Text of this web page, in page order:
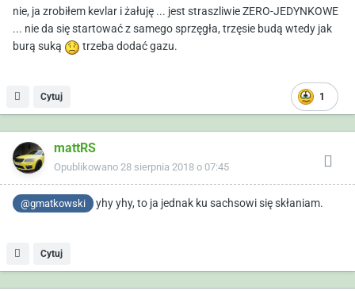
nie, ja zrobiłem kevlar i żałuję ... jest straszliwie ZERO-JEDYNKOWE
... nie da się startować z samego sprzęgła, trzęsie budą wtedy jak
burą suką
trzeba dodać gazu.
1
Cytuj
mattRS
Opublikowano 28 sierpnia 2018 o 07:45
@gmatkowski yhy yhy, to ja jednak ku sachsowi się skłaniam.
Cytuj